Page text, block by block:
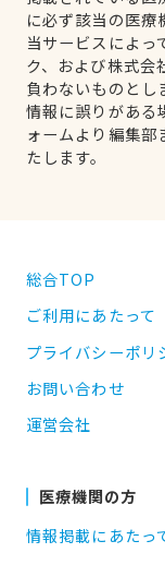
に必ず該当の医療
当サービスによっ
ク、および株式会
負わないものとし
情報に誤りがある
ォームより編集部
たします。
総合TOP
ご利用にあたって
プライバシーポリ
お問い合わせ
運営会社
医療機関の方
情報掲載にあたっ